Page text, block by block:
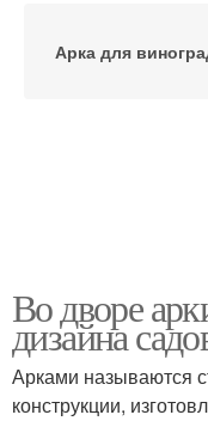
Арка для
Во дворе
дизайна
Арками называются
конструкции,